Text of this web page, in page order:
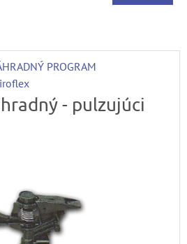
PROGRAM
- pulzujúci